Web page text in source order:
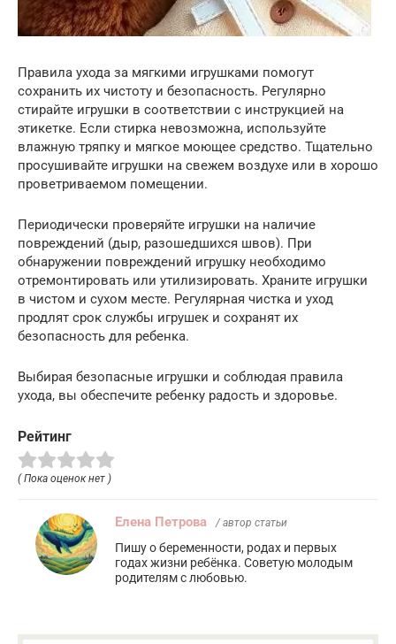
Правила ухода за мягкими игрушками помогут
сохранить их чистоту и безопасность. Регулярно
стирайте игрушки в соответствии с инструкцией на
этикетке. Если стирка невозможна, используйте
влажную тряпку и мягкое моющее средство. Тщательно
просушивайте игрушки на свежем воздухе или в хорошо
проветриваемом помещении.
Периодически проверяйте игрушки на наличие
повреждений (дыр, разошедшихся швов). При
обнаружении повреждений игрушку необходимо
отремонтировать или утилизировать. Храните игрушки
в чистом и сухом месте. Регулярная чистка и уход
продлят срок службы игрушек и сохранят их
безопасность для ребенка.
Выбирая безопасные игрушки и соблюдая правила
ухода, вы обеспечите ребенку радость и здоровье.
Рейтинг
( Пока оценок нет )
Елена Петрова / автор статьи
Пишу о беременности, родах и первых
годах жизни ребёнка. Советую молодым
родителям с любовью.